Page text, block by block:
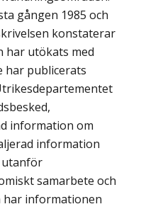
gången 1985 och
konstaterar
har utökats med
har publicerats
information om
information
utanför
samarbete och
har informationen